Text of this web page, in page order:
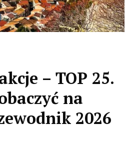
– TOP 25.
na
2026